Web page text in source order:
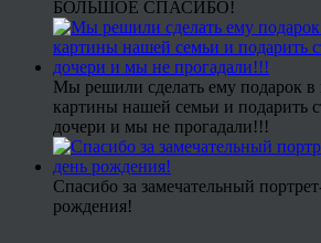
БОЛЬШОЕ СПАСИБО!
Мы решили сделать ему подарок в
картины нашей семьи и подарить
дочери и мы не прогадали!!!
Спасибо за замечательный
рождения!